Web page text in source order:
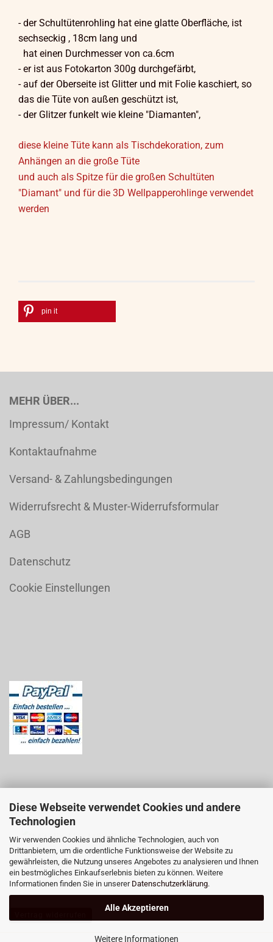
Diese Webseite verwendet Cookies und andere
Technologien
Wir verwenden Cookies und ähnliche Technologien, auch von
Drittanbietern, um die ordentliche Funktionsweise der Website zu
gewährleisten, die Nutzung unseres Angebotes zu analysieren und Ihnen
ein bestmögliches Einkaufserlebnis bieten zu können. Weitere
Informationen finden Sie in unserer Datenschutzerklärung.
Alle Akzeptieren
Weitere Informationen
- der Schultütenrohling hat eine glatte Oberfläche, ist
sechseckig , 18cm lang und
hat einen Durchmesser von ca.6cm
- er ist aus Fotokarton 300g durchgefärbt,
- auf der Oberseite ist Glitter und mit Folie kaschiert, so
das die Tüte von außen geschützt ist,
- der Glitzer funkelt wie kleine "Diamanten",
diese kleine Tüte kann als Tischdekoration, zum
Anhängen an die große Tüte
und auch als Spitze für die großen Schultüten
"Diamant" und für die 3D Wellpapperohlinge verwendet
werden
pin it
MEHR ÜBER...
Impressum/ Kontakt
Kontaktaufnahme
Versand- & Zahlungsbedingungen
Widerrufsrecht & Muster-Widerrufsformular
AGB
Datenschutz
Cookie Einstellungen